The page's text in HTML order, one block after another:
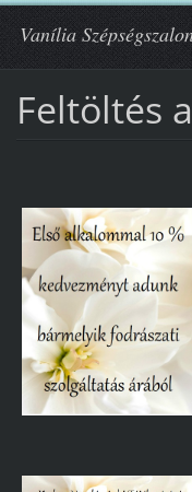
Vanília
Feltöltés